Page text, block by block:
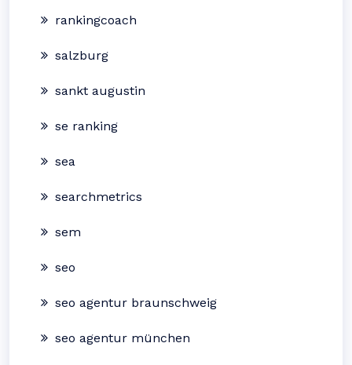
rankingcoach
salzburg
sankt augustin
se ranking
sea
searchmetrics
sem
seo
seo agentur braunschweig
seo agentur münchen